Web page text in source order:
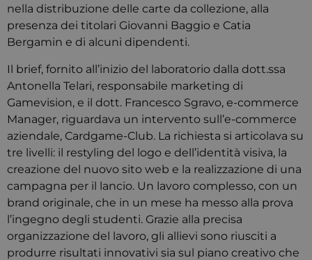
nella distribuzione delle carte da collezione, alla
presenza dei titolari Giovanni Baggio e Catia
Bergamin e di alcuni dipendenti.
Il brief, fornito all’inizio del laboratorio dalla dott.ssa
Antonella Telari, responsabile marketing di
Gamevision, e il dott. Francesco Sgravo, e-commerce
Manager, riguardava un intervento sull’e-commerce
aziendale, Cardgame-Club. La richiesta si articolava su
tre livelli: il restyling del logo e dell’identità visiva, la
creazione del nuovo sito web e la realizzazione di una
campagna per il lancio. Un lavoro complesso, con un
brand originale, che in un mese ha messo alla prova
l’ingegno degli studenti. Grazie alla precisa
organizzazione del lavoro, gli allievi sono riusciti a
produrre risultati innovativi sia sul piano creativo che